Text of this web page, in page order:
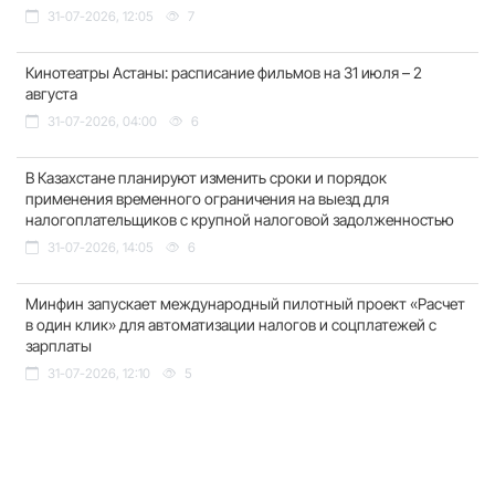
31-07-2026, 12:05 7
Кинотеатры Астаны: расписание фильмов на 31 июля – 2
августа
31-07-2026, 04:00 6
В Казахстане планируют изменить сроки и порядок
применения временного ограничения на выезд для
налогоплательщиков с крупной налоговой задолженностью
31-07-2026, 14:05 6
Минфин запускает международный пилотный проект «Расчет
в один клик» для автоматизации налогов и соцплатежей с
зарплаты
31-07-2026, 12:10 5